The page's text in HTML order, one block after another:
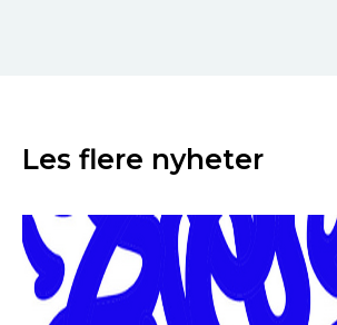
Les flere nyheter